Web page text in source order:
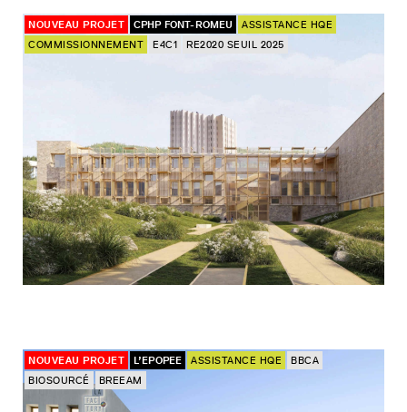
NOUVEAU PROJET CPHP FONT-ROMEU
ASSISTANCE HQE
COMMISSIONNEMENT
E4C1 RE2020 SEUIL 2025
NOUVEAU PROJET L’EPOPEE ASSISTANCE HQE
BBCA
BIOSOURCÉ
BREEAM